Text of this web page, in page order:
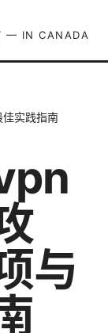
— IN CANADA
实践指南
与